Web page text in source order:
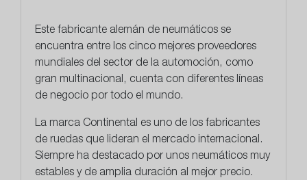
Este fabricante alemán de neumáticos se
encuentra entre los cinco mejores proveedores
mundiales del sector de la automoción, como
gran multinacional, cuenta con diferentes líneas
de negocio por todo el mundo.
La marca Continental es uno de los fabricantes
de ruedas que lideran el mercado internacional.
Siempre ha destacado por unos neumáticos muy
estables y de amplia duración al mejor precio.